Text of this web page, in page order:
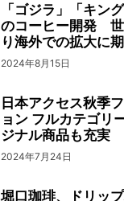
「ゴジラ」「キン
のコーヒー開発
り海外での拡大に
2024年8月15日
日本アクセス秋季
ョン フルカテゴリ
ジナル商品も充実
2024年7月24日
堀口珈琲、ドリッ